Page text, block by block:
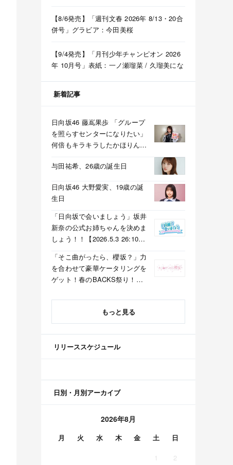
【8/6発売】「週刊文春 2026年 8/13・20合
併号」グラビア：今田美桜
【9/4発売】「月刊少年チャンピオン 2026
年 10月号」表紙：一ノ瀬瑠菜 / 久瑠美にな
新着記事
日向坂46 藤嶌果歩 「グループ
を照らすセンターになりたい」
何倍もキラキラしたかほりんが
与田祐希、26歳の誕生日
日向坂46 大野愛実、19歳の誕
生日
「日向坂で会いましょう」坂井
新奈の公式お姉ちゃんを決めま
しょう！！【2026.5.3 26:10〜
「そこ曲がったら、櫻坂？」力
を合わせて豪華ケータリングを
ゲット！春のBACKS祭り！
京】
もっと見る
リリーススケジュール
日別・月別アーカイブ
2026年8月
月 火 水 木 金 土 日
1
2